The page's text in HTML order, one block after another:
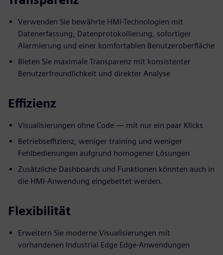
Verwenden Sie bewährte HMI-Technologien mit
Datenerfassung, Datenprotokollierung, sofortiger
Alarmierung und einer komfortablen Benutzeroberfläche
Bieten Sie maximale Transparenz mit konsistenter
Benutzerfreundlichkeit und direkter Analyse
Effizienz
Visualisierungen ohne Code — mit nur ein paar Klicks
Betriebseffizienz, weniger training und weniger
Fehlbedienungen aufgrund homogener Lösungen
Zusätzliche Dashboards und Funktionen könnten auch in
die HMI-Anwendung eingebettet werden.
Flexibilität
Erweitern Sie moderne Visualisierungen mit
vorhandenen Industrial Edge Edge-Anwendungen